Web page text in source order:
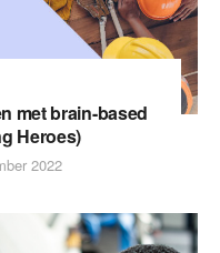
met brain-based
Heroes)
2022